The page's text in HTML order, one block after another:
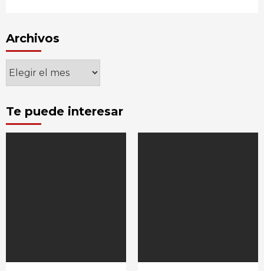
Archivos
Archivos
Te puede interesar